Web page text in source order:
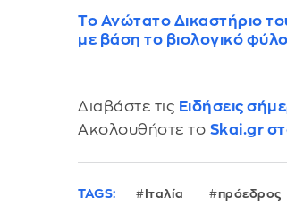
Το Ανώτατο Δικαστήριο
με βάση το βιολογικό
Διαβάστε τις Ειδήσεις
Ακολουθήστε το Skai.gr
TAGS: Ιταλία πρόεδρος